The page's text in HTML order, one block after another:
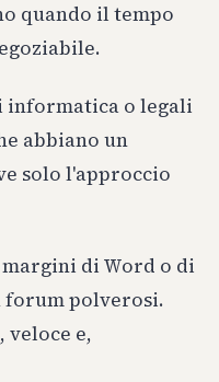
quando il tempo
informatica o legali
abbiano un
solo l'approccio
di Word o di
polverosi.
veloce e,